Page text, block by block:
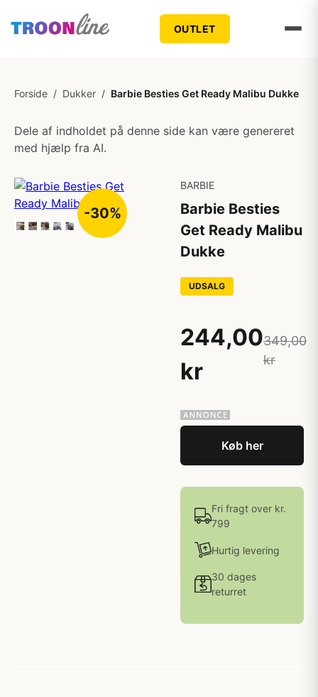
OUTLET
Forside / Dukker / Barbie Besties Get Ready Malibu Dukke
Dele af indholdet på denne side kan være genereret
med hjælp fra AI.
-30%
BARBIE
Barbie Besties
Get Ready Malibu
Dukke
UDSALG
244,00
kr
349,00
kr
Køb her
Fri fragt over kr.
799
Hurtig levering
30 dages
returret